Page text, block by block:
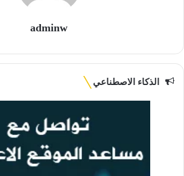
adminw
الذكاء الاصطناعي